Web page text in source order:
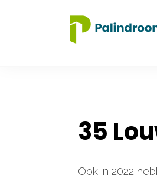
35
Ook in 2022